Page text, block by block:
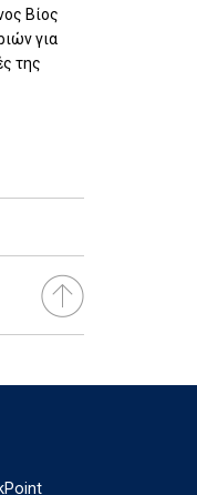
Βίος
για
της